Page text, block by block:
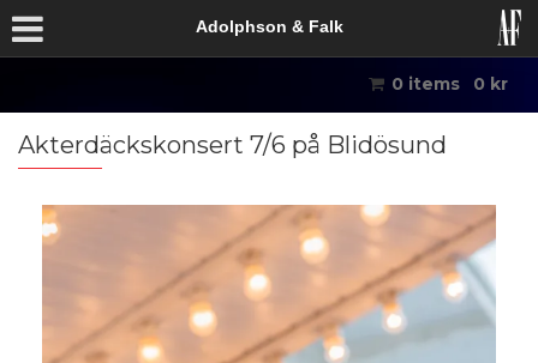
Adolphson & Falk
0 items 0 kr
Akterdäckskonsert 7/6 på Blidösund